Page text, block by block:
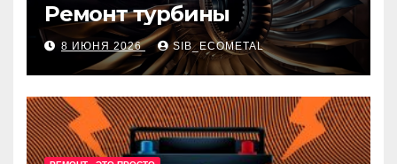
Ремонт турбины
8 ИЮНЯ 2026 SIB_ECOMETAL